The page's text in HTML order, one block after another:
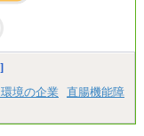
境の企業
直腸機能障